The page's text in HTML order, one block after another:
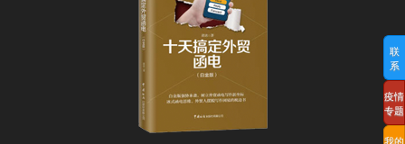
联
系
疫情
专题
我的